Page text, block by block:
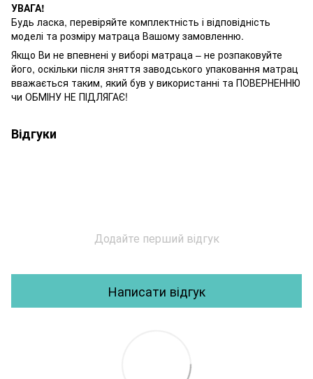
УВАГА!
Будь ласка, перевіряйте комплектність і відповідність
моделі та розміру матраца Вашому замовленню.
Якщо Ви не впевнені у виборі матраца – не розпаковуйте
його, оскільки після зняття заводського упаковання матрац
вважається таким, який був у використанні та ПОВЕРНЕННЮ
чи ОБМІНУ НЕ ПІДЛЯГАЄ!
Відгуки
Додайте перший відгук
Написати відгук